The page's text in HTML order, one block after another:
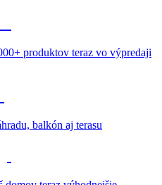
produktov teraz vo výpredaji
balkón aj terasu